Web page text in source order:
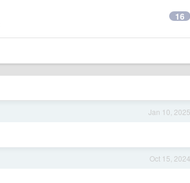
16
Jan 10, 2025
Oct 15, 2024